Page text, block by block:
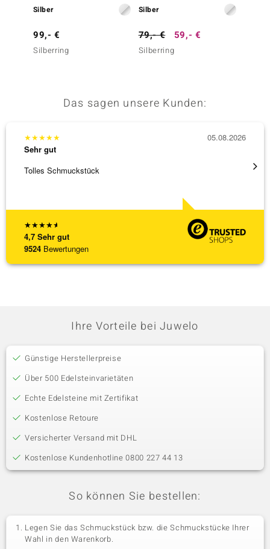
Silber
99,- €
Silberring
Silber
79,- € 59,- €
Silberring
Das sagen unsere Kunden:
★★★★★
4,7 Sehr gut
9524 Bewertungen
★★★★★
Sehr gut
Tolles Schmuckstück
05.08.2026
Ich
Ihre Vorteile bei Juwelo
Günstige Herstellerpreise
Über 500 Edelsteinvarietäten
Echte Edelsteine mit Zertifikat
Kostenlose Retoure
Versicherter Versand mit DHL
Kostenlose Kundenhotline 0800 227 44 13
So können Sie bestellen:
Legen Sie das Schmuckstück bzw. die Schmuckstücke Ihrer
Wahl in den Warenkorb.